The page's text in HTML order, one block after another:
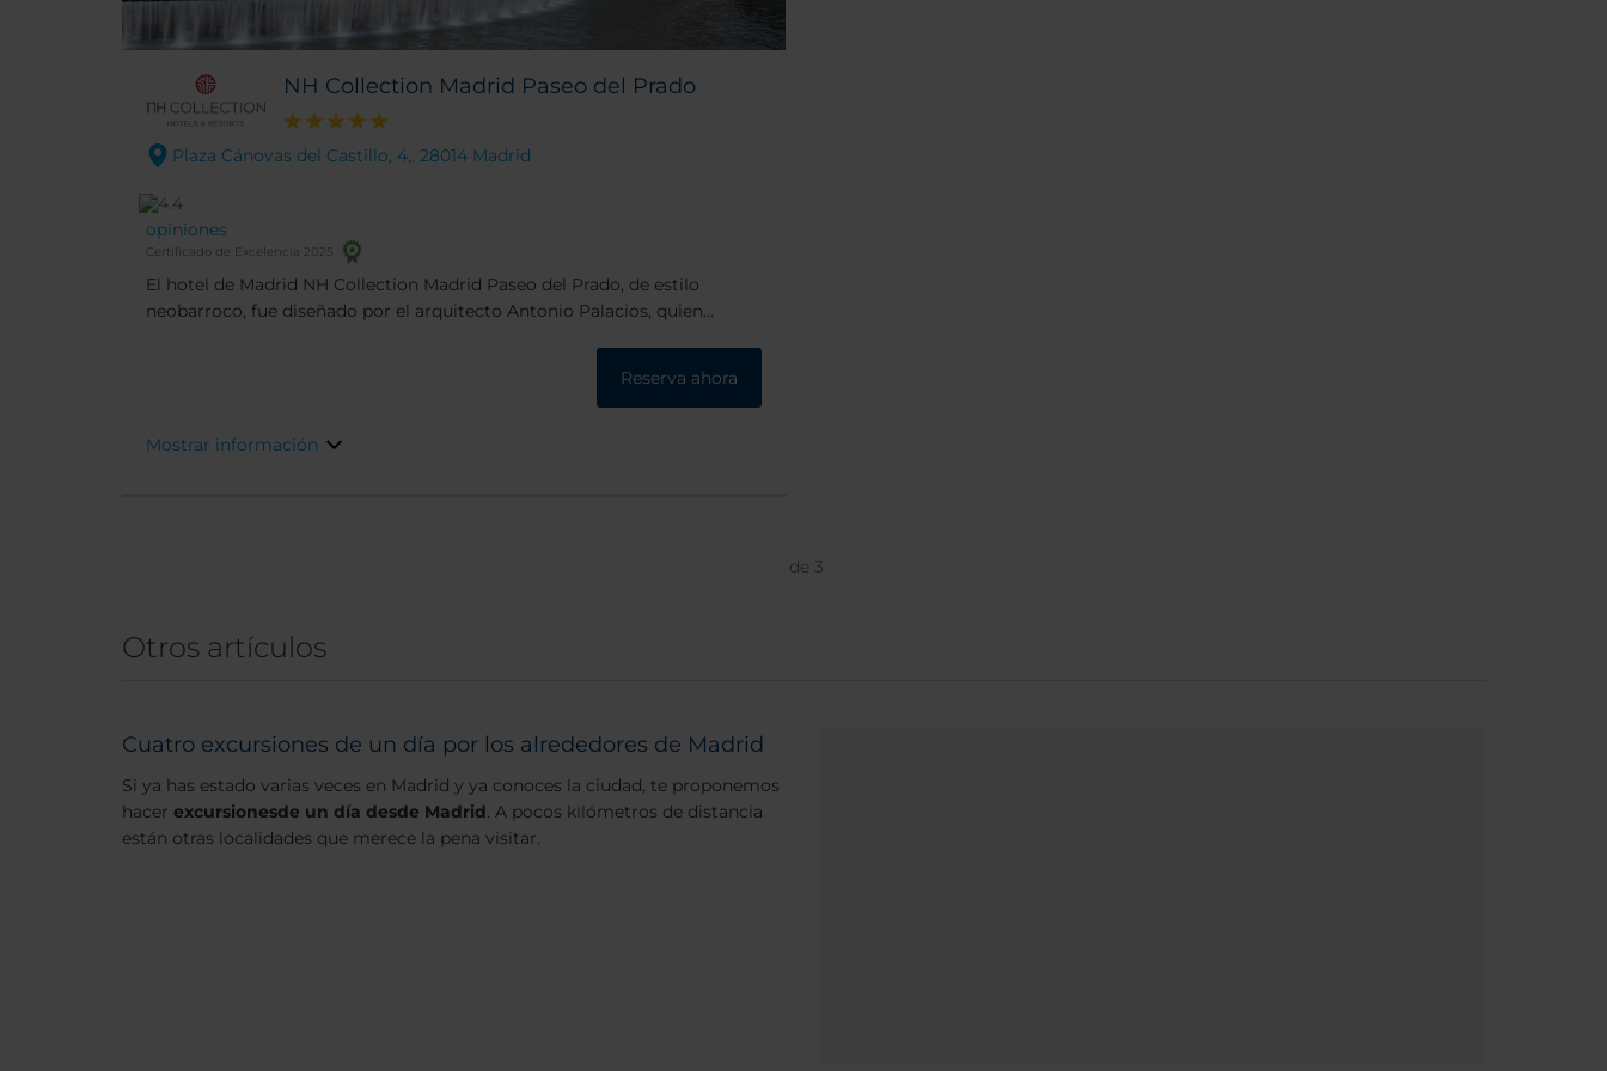
NH Collection Madrid Paseo del Prado
Plaza Cánovas del Castillo, 4,. 28014 Madrid
opiniones
Certificado de Excelencia 2025
El hotel de Madrid NH Collection Madrid Paseo del Prado, de estilo
neobarroco, fue diseñado por el arquitecto Antonio Palacios, quien
Reserva ahora
Mostrar información
de 3
Otros artículos
Cuatro excursiones de un día por los alrededores de Madrid
Si ya has estado varias veces en Madrid y ya conoces la ciudad, te proponemos
hacer excursionesde un día desde Madrid. A pocos kilómetros de distancia
están otras localidades que merece la pena visitar.